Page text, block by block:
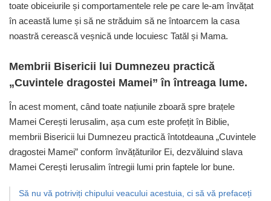
toate obiceiurile și comportamentele rele pe care le-am învățat
în această lume și să ne străduim să ne întoarcem la casa
noastră cerească veșnică unde locuiesc Tatăl și Mama.
Membrii Bisericii lui Dumnezeu practică
„Cuvintele dragostei Mamei” în întreaga lume.
În acest moment, când toate națiunile zboară spre brațele
Mamei Cerești Ierusalim, așa cum este profețit în Biblie,
membrii Bisericii lui Dumnezeu practică întotdeauna „Cuvintele
dragostei Mamei” conform învățăturilor Ei, dezvăluind slava
Mamei Cerești Ierusalim întregii lumi prin faptele lor bune.
Să nu vă potriviți chipului veacului acestuia, ci să vă prefaceți